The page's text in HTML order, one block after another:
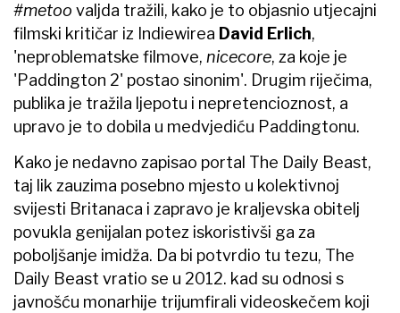
#metoo valjda tražili, kako je to objasnio utjecajni
filmski kritičar iz Indiewirea David Erlich,
'neproblematske filmove, nicecore, za koje je
'Paddington 2' postao sinonim'. Drugim riječima,
publika je tražila ljepotu i nepretencioznost, a
upravo je to dobila u medvjediću Paddingtonu.
Kako je nedavno zapisao portal The Daily Beast,
taj lik zauzima posebno mjesto u kolektivnoj
svijesti Britanaca i zapravo je kraljevska obitelj
povukla genijalan potez iskoristivši ga za
poboljšanje imidža. Da bi potvrdio tu tezu, The
Daily Beast vratio se u 2012. kad su odnosi s
javnošću monarhije trijumfirali videoskečem koji